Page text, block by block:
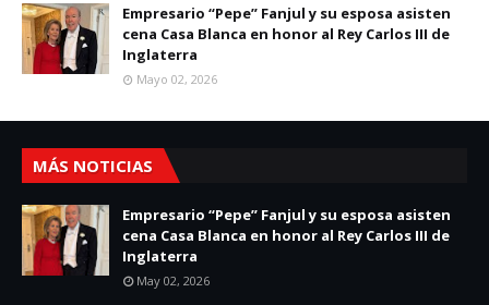
Empresario “Pepe” Fanjul y su esposa asisten
cena Casa Blanca en honor al Rey Carlos III de
Inglaterra
Mayo 02, 2026
MÁS NOTICIAS
Empresario “Pepe” Fanjul y su esposa asisten
cena Casa Blanca en honor al Rey Carlos III de
Inglaterra
May 02, 2026